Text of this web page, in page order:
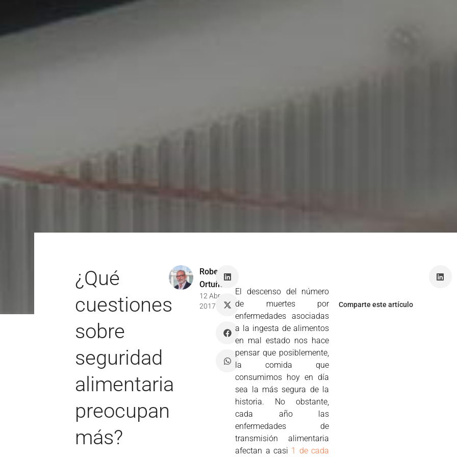
¿Qué
cuestiones
sobre
seguridad
alimentaria
preocupan
más?
Roberto
Ortuño
12 Abr
2017
El descenso del número
de muertes por
enfermedades asociadas
a la ingesta de alimentos
en mal estado nos hace
pensar que posiblemente,
la comida que
consumimos hoy en día
sea la más segura de la
historia. No obstante,
cada año las
enfermedades de
transmisión alimentaria
afectan a casi 1 de cada
Comparte este artículo